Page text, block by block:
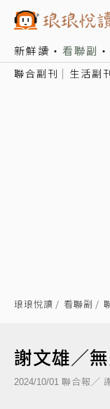
新鮮讀 看聯副
聯合副刊 生活副
琅琅悅讀 看聯副
謝文雄／
2024/10/01 聯合報／